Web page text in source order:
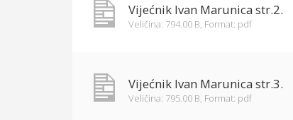
Vijećnik Ivan Marunica str.2.
Veličina: 794.00 B, Format: pdf
Vijećnik Ivan Marunica str.3.
Veličina: 795.00 B, Format: pdf